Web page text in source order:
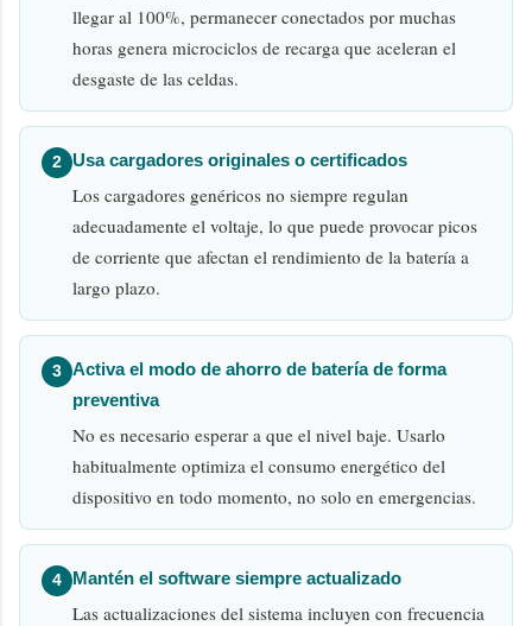
llegar al 100%, permanecer conectados por muchas
horas genera microciclos de recarga que aceleran el
desgaste de las celdas.
2 Usa cargadores originales o certificados
Los cargadores genéricos no siempre regulan
adecuadamente el voltaje, lo que puede provocar picos
de corriente que afectan el rendimiento de la batería a
largo plazo.
3 Activa el modo de ahorro de batería de forma
preventiva
No es necesario esperar a que el nivel baje. Usarlo
habitualmente optimiza el consumo energético del
dispositivo en todo momento, no solo en emergencias.
4 Mantén el software siempre actualizado
Las actualizaciones del sistema incluyen con frecuencia